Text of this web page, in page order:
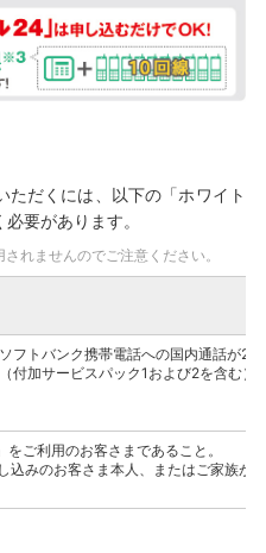
ただくには、以下の「ホワイト
要があります。
れませんのでご注意ください。
フトバンク携帯電話への国内通話が24
付加サービスパック1および2を含む
をご利用のお客さまであること。
込みのお客さま本人、またはご家族